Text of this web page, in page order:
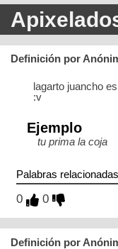
Definición por
lagarto juancho
:v
Ejemplo
tu prima la coja
Palabras
0 0
Definición por